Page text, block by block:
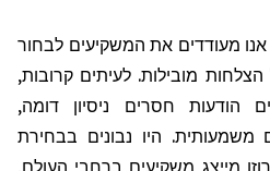
אנו מעודדים את המשקיעים לבחור
מובילות. לעיתים קרובות,
הודעות חסרים ניסיון דומה,
היו נבונים בבחירת
מייצג משקיעים ברחבי העולם,